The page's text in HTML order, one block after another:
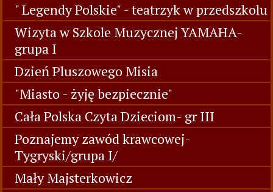
" Legendy Polskie" - teatrzyk w przedszkolu
Wizyta w Szkole Muzycznej YAMAHA-
grupa I
Dzień Pluszowego Misia
"Miasto - żyję bezpiecznie"
Cała Polska Czyta Dzieciom- gr III
Poznajemy zawód krawcowej-
Tygryski/grupa I/
Mały Majsterkowicz